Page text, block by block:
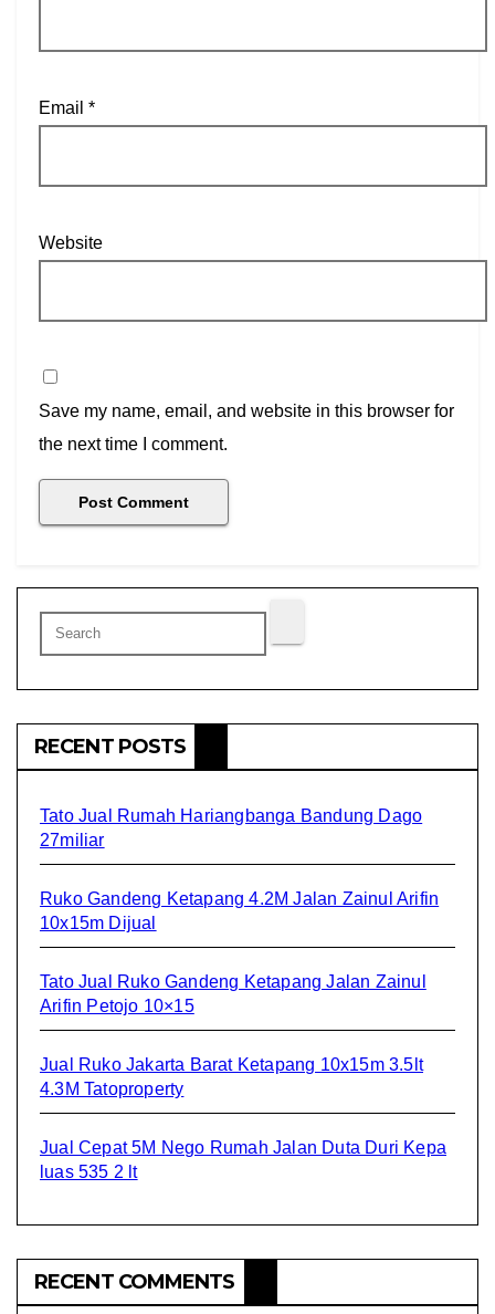
Email *
Website
Save my name, email, and website in this browser for
the next time I comment.
RECENT POSTS
Tato Jual Rumah Hariangbanga Bandung Dago
27miliar
Ruko Gandeng Ketapang 4.2M Jalan Zainul Arifin
10x15m Dijual
Tato Jual Ruko Gandeng Ketapang Jalan Zainul
Arifin Petojo 10×15
Jual Ruko Jakarta Barat Ketapang 10x15m 3.5lt
4.3M Tatoproperty
Jual Cepat 5M Nego Rumah Jalan Duta Duri Kepa
luas 535 2 lt
RECENT COMMENTS